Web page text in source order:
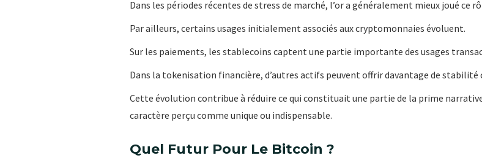
Dans les périodes récentes de stress de marché, l’or a généralement mieux joué ce
Par ailleurs, certains usages initialement associés aux cryptomonnaies évoluent.
Sur les paiements, les stablecoins captent une partie importante des usages
Dans la tokenisation financière, d’autres actifs peuvent offrir davantage de stabilité
Cette évolution contribue à réduire ce qui constituait une partie de la prime
caractère perçu comme unique ou indispensable.
Quel Futur Pour Le Bitcoin ?